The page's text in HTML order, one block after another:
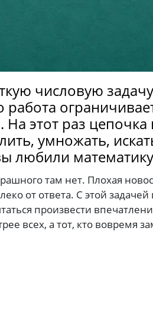
числовую
работа
этот раз цепочка
умножать,
любили
там нет. Плохая
от ответа. С этой
произвести
всех, а тот, кто вовремя